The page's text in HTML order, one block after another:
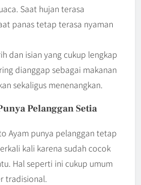
Saat hujan terasa
panas tetap terasa nyaman
dan isian yang cukup lengkap
dianggap sebagai makanan
sekaligus menenangkan.
Pelanggan Setia
Ayam punya pelanggan tetap
kali karena sudah cocok
Hal seperti ini cukup umum
tradisional.